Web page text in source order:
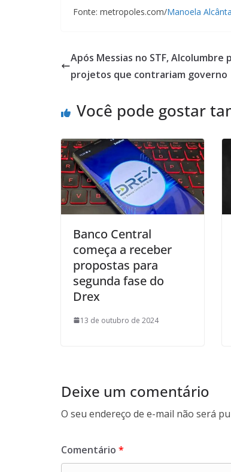
Fonte: metropoles.com/Manoela
Após Messias no STF, Alcolumbre
projetos que contrariam governo
Você pode gostar
Banco Central
começa a receber
propostas para
segunda fase do
Drex
13 de outubro de 2024
Deixe um comentário
O seu endereço de e-mail não será
Comentário *